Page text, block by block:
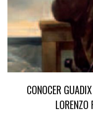
CONOCER
LORENZO